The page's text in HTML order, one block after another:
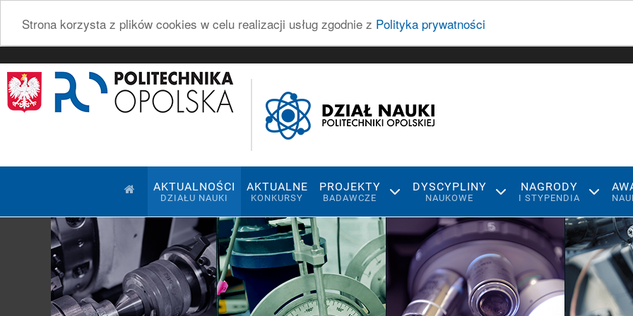
Strona korzysta z plików cookies w celu realizacji usług zgodnie z Polityka prywatności
AKTUALNOŚCI
DZIAŁU NAUKI
AKTUALNE
KONKURSY
PROJEKTY
BADAWCZE
DYSCYPLINY
NAUKOWE
NAGRODY
I STYPENDIA
Pokaz slajdów